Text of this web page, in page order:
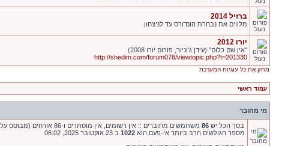
ברזיל 2014
מלווים את נבחרת הונדורס עד לניצחון
יורו 2012
"אין שם כלום" (עידן ג'וניור, פורום יורו 2008)
http://shedim.com/forum078/viewtopic.php?t=201330
מחק את כל עוגיות המערכת
עמוד ראשי
מי מחובר
בסך הכל יש 86 משתמשים מחוברים :: אין רשומים, אין מוסתרים ו-86 אורחים (מבוסס על משתמשים פעילים ב-5 הדקות האחרונות)
מספר הגולשים הרב ביותר אי-פעם הוא 1022 ב 23 אוקטובר 2025, 06:02